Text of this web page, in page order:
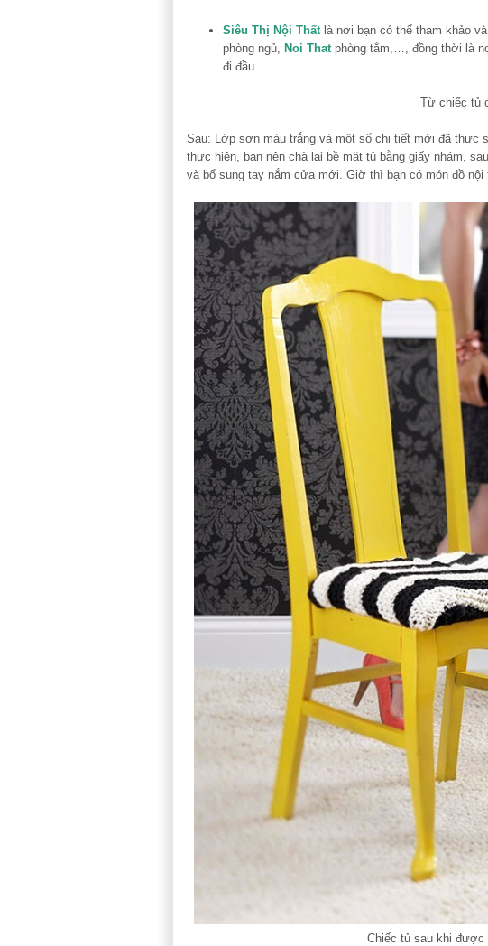
Siêu Thị Nội Thất là nơi bạn có thể tham khảo
phòng ngủ, Noi That phòng tắm,…, đồng thời là
đi đầu.
Từ chiếc tủ
Sau: Lớp sơn màu trắng và một số chi tiết mới đã thực
thực hiện, bạn nên chà lại bề mặt tủ bằng giấy nhám,
và bổ sung tay nắm cửa mới. Giờ thì bạn có món đồ nội
Chiếc tủ sau khi được